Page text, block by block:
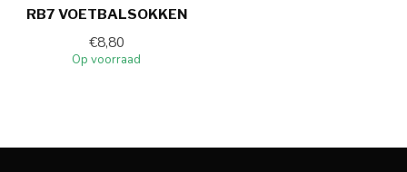
RB7 VOETBALSOKKEN
€8,80
Op voorraad